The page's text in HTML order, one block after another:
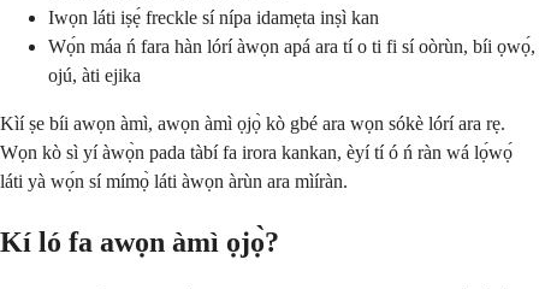
Iwọn láti iṣẹ́ freckle sí nípa idamẹta inṣì kan
Wọ́n máa ń fara hàn lórí àwọn apá ara tí o ti fi sí oòrùn, bíi ọwọ́,
ojú, àti ejika
Kìí ṣe bíi awọn àmì, awọn àmì ọjọ̀ kò gbé ara wọn sókè lórí ara rẹ.
Wọn kò sì yí àwọ̀n pada tàbí fa irora kankan, èyí tí ó ń ràn wá lọ́wọ́
láti yà wọ́n sí mímọ̀ láti àwọn àrùn ara mìíràn.
Kí ló fa awọn àmì ọjọ̀?